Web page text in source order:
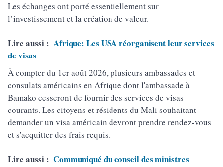
Les échanges ont porté essentiellement sur
l’investissement et la création de valeur.
Lire aussi : Afrique: Les USA réorganisent leur services
de visas
À compter du 1er août 2026, plusieurs ambassades et
consulats américains en Afrique dont l'ambassade à
Bamako cesseront de fournir des services de visas
courants. Les citoyens et résidents du Mali souhaitant
demander un visa américain devront prendre rendez-vous
et s'acquitter des frais requis.
Lire aussi : Communiqué du conseil des ministres